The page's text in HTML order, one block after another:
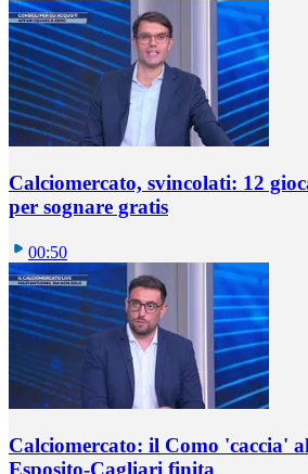
Calciomercato, svincolati: 12
per sognare gratis
00:50
Calciomercato: il Como 'caccia'
Esposito-Cagliari finita